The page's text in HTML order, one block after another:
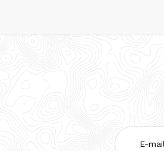
E-
mailadres